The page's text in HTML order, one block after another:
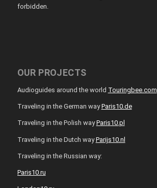
forbidden.
OUR PROJECTS
Audioguides around the world Touringbee.com
Traveling in the German wayParis10.de
Traveling in the Polish wayParis10.pl
Traveling in the Dutch wayParijs10.nl
Traveling in the Russian way:
Paris10.ru